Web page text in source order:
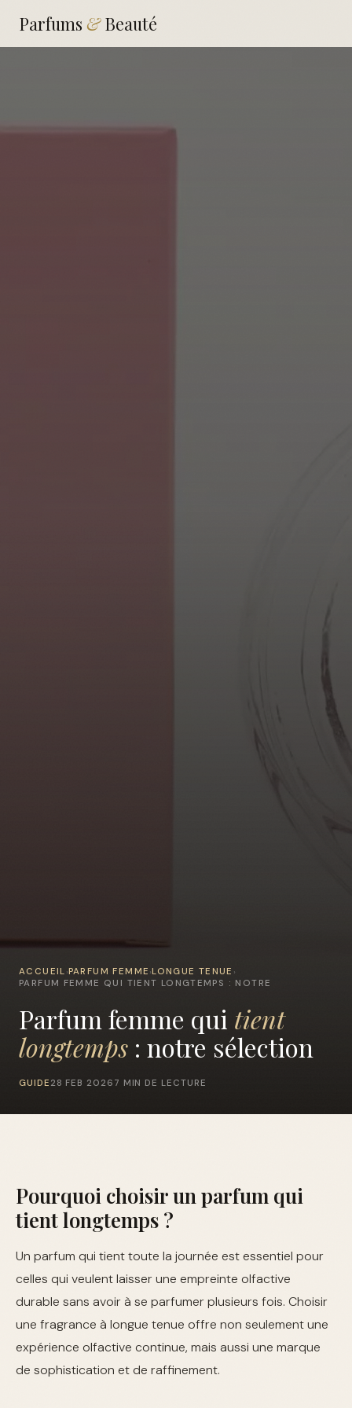
Parfums &Beauté
ACCUEIL ›PARFUM FEMME ›LONGUE TENUE ›
PARFUM FEMME QUI TIENT LONGTEMPS : NOTRE
Parfum femme qui tient
longtemps : notre sélection
GUIDE 28 FEB 2026 7 MIN DE LECTURE
Pourquoi choisir un parfum qui
tient longtemps ?
Un parfum qui tient toute la journée est essentiel pour
celles qui veulent laisser une empreinte olfactive
durable sans avoir à se parfumer plusieurs fois. Choisir
une fragrance à longue tenue offre non seulement une
expérience olfactive continue, mais aussi une marque
de sophistication et de raffinement.